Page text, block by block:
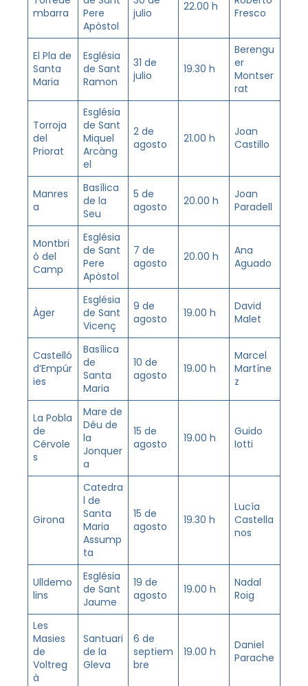
mbarra
Pere
Apòstol
julio
22.00 h
Fresco
El Pla de
Santa
Maria
Església
de Sant
Ramon
31 de
julio
19.30 h
Berengu
er
Montser
rat
Torroja
del
Priorat
Església
de Sant
Miquel
Arcàng
el
2 de
agosto
21.00 h
Joan
Castillo
Manres
a
Basílica
de la
Seu
5 de
agosto
20.00 h
Joan
Paradell
Montbri
ó del
Camp
Església
de Sant
Pere
Apòstol
7 de
agosto
20.00 h
Ana
Aguado
Àger
Església
de Sant
Vicenç
9 de
agosto
19.00 h
David
Malet
Castelló
d’Empúr
ies
Basílica
de
Santa
Maria
10 de
agosto
19.00 h
Marcel
Martíne
z
La Pobla
de
Cérvole
s
Mare de
Déu de
la
Jonquer
a
15 de
agosto
19.00 h
Guido
Iotti
Girona
Catedra
l de
Santa
Maria
Assump
ta
15 de
agosto
19.30 h
Lucía
Castella
nos
Ulldemo
lins
Església
de Sant
Jaume
19 de
agosto
19.00 h
Nadal
Roig
Les
Masies
de
Voltreg
à
Santuari
de la
Gleva
6 de
septiem
bre
19.00 h
Daniel
Parache